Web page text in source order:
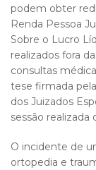
podem obter
Renda Pessoa
Sobre o Lucro
realizados fora
consultas
tese firmada
dos Juizados
sessão realizada
O incidente de
ortopedia e